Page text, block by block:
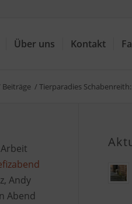
Über uns Kontakt
Beiträge / Tierparadies
Andy
Abend